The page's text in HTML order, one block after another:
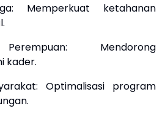
Memperkuat ketahanan
Mendorong
kader.
Optimalisasi program